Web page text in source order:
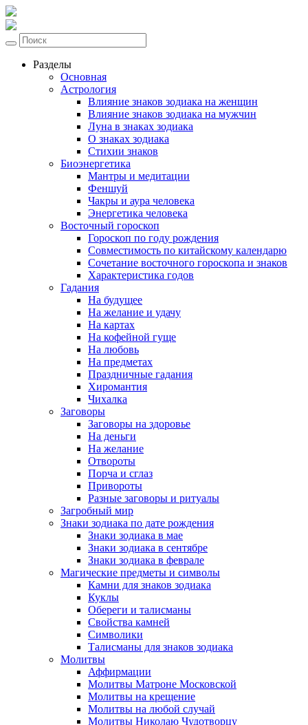
Разделы
Основная
Астрология
Влияние знаков зодиака на женщин
Влияние знаков зодиака на мужчин
Луна в знаках зодиака
О знаках зодиака
Стихии знаков
Биоэнергетика
Мантры и медитации
Феншуй
Чакры и аура человека
Энергетика человека
Восточный гороскоп
Гороскоп по году рождения
Совместимость по китайскому календарю
Сочетание восточного гороскопа и знаков
Характеристика годов
Гадания
На будущее
На желание и удачу
На картах
На кофейной гуще
На любовь
На предметах
Праздничные гадания
Хиромантия
Чихалка
Заговоры
Заговоры на здоровье
На деньги
На желание
Отвороты
Порча и сглаз
Привороты
Разные заговоры и ритуалы
Загробный мир
Знаки зодиака по дате рождения
Знаки зодиака в мае
Знаки зодиака в сентябре
Знаки зодиака в феврале
Магические предметы и символы
Камни для знаков зодиака
Куклы
Обереги и талисманы
Свойства камней
Символики
Талисманы для знаков зодиака
Молитвы
Аффирмации
Молитвы Матроне Московской
Молитвы на крещение
Молитвы на любой случай
Молитвы Николаю Чудотворцу